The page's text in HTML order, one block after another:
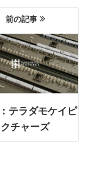
前の記事
テラダモケイピ
クチャーズ